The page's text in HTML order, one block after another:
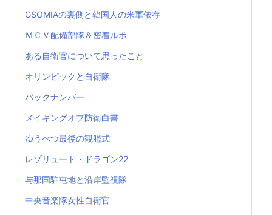
GSOMIAの裏側と韓国人の米軍依存
ＭＣＶ配備部隊＆密着ルポ
ある自衛官について思ったこと
オリンピックと自衛隊
バックナンバー
メイキングオブ防衛白書
ゆうべつ最後の観艦式
レゾリュート・ドラゴン22
与那国駐屯地と沿岸監視隊
中央音楽隊女性自衛官